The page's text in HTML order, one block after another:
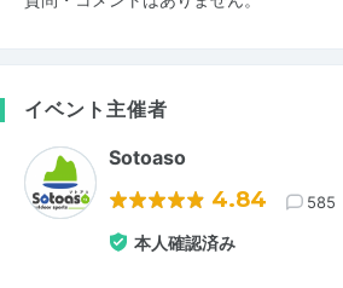
イベント主催者
Sotoaso
4.84 585
本人確認済み